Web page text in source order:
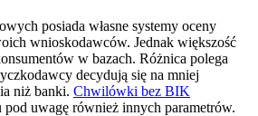
posiada własne systemy oceny
wnioskodawców. Jednak większość
w bazach. Różnica polega
decydują się na mniej
niż banki. Chwilówki bez BIK
uwagę również innych parametrów.